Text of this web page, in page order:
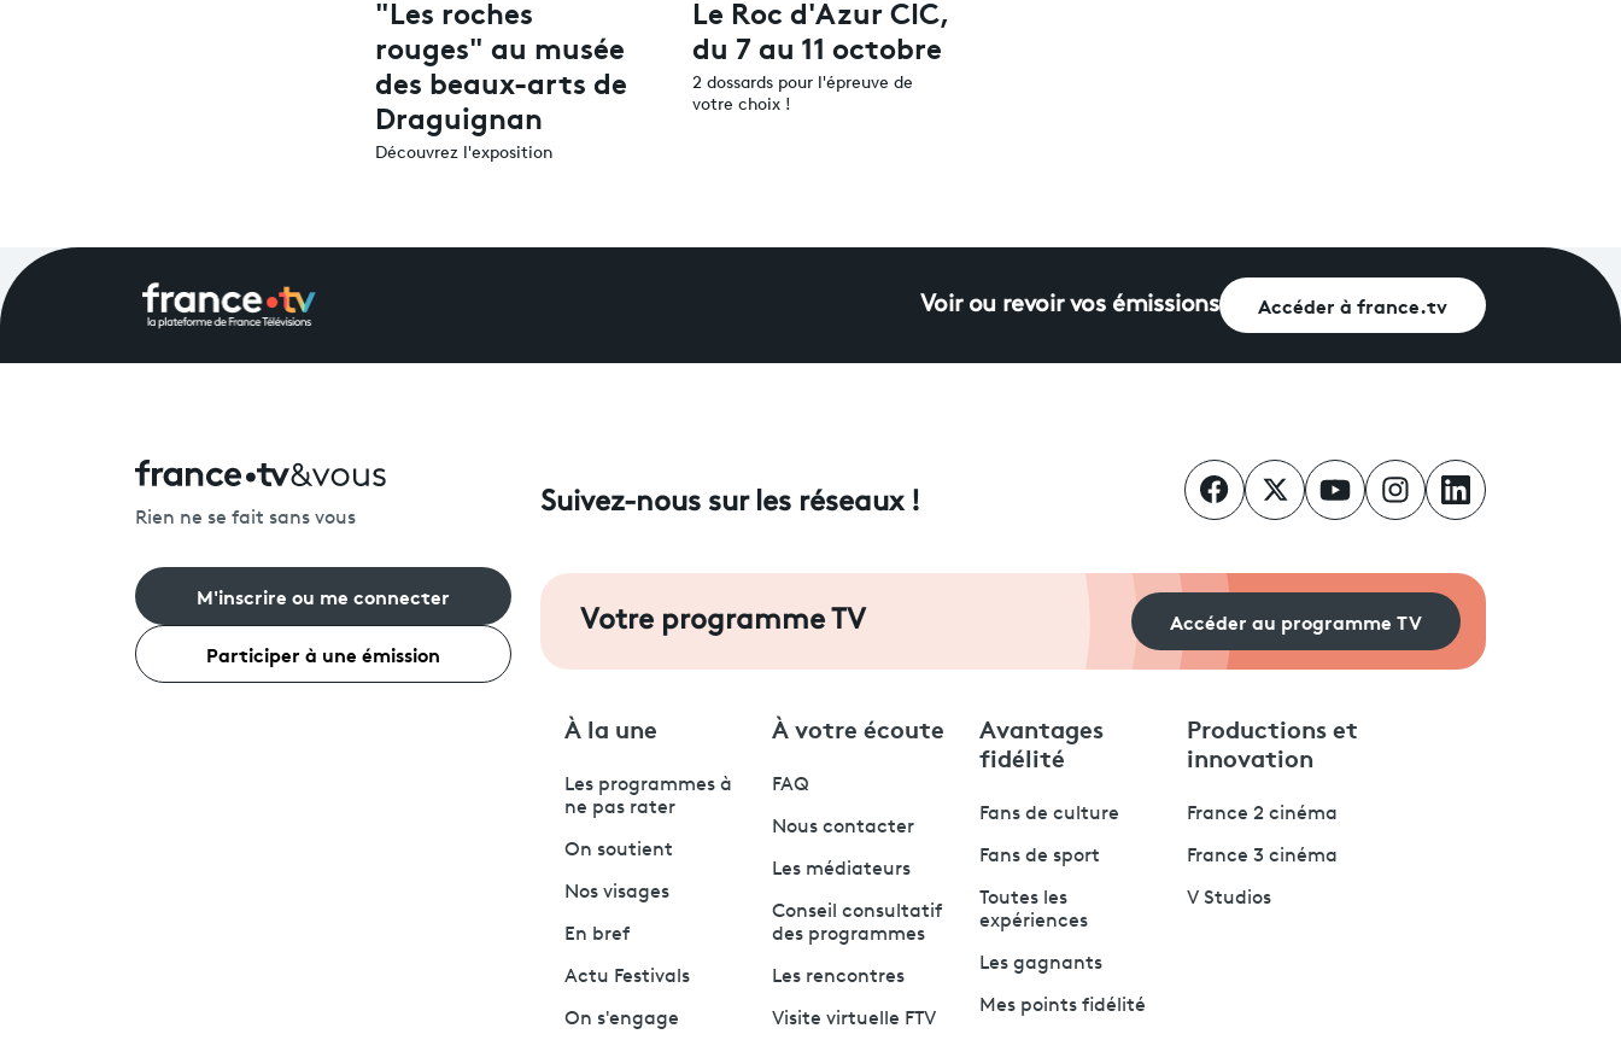
"Les roches
rouges" au musée
des beaux-arts de
Draguignan
Découvrez l'exposition
Le Roc d'Azur CIC,
du 7 au 11 octobre
2 dossards pour l'épreuve de
votre choix !
Voir ou revoir vos émissions Accéder à france.tv
Rien ne se fait sans vous
M'inscrire ou me connecter
Participer à une émission
Suivez-nous sur les réseaux !
Votre programme TV Accéder au programme TV
À la une
Les programmes à
ne pas rater
On soutient
Nos visages
En bref
Actu Festivals
On s'engage
À votre écoute
FAQ
Nous contacter
Les médiateurs
Conseil consultatif
des programmes
Les rencontres
Visite virtuelle FTV
Avantages
fidélité
Fans de culture
Fans de sport
Toutes les
expériences
Les gagnants
Mes points fidélité
Productions et
innovation
France 2 cinéma
France 3 cinéma
V Studios